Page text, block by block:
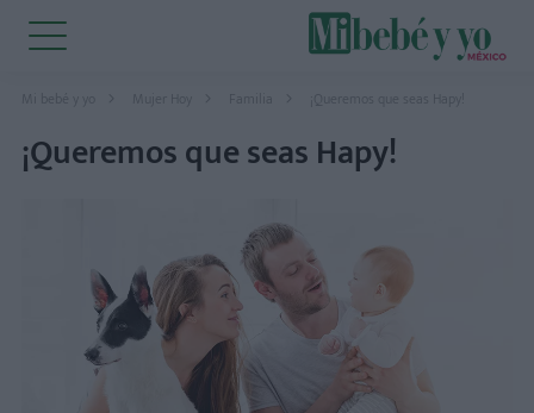
Mi bebé y yo Mujer Hoy Familia ¡Queremos que seas Hapy!
¡Queremos que seas Hapy!